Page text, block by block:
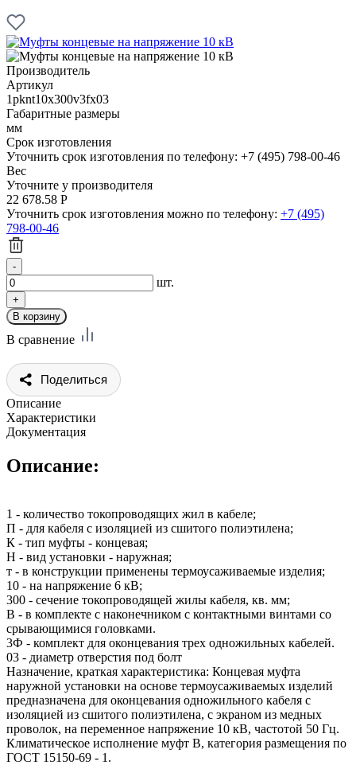
Производитель
Артикул
1pknt10x300v3fx03
Габаритные размеры
мм
Срок изготовления
Уточнить срок изготовления по телефону: +7 (495) 798-00-46
Вес
Уточните у производителя
22 678.58 Р
Уточнить срок изготовления можно по телефону: +7 (495)
798-00-46
шт.
В сравнение
Поделиться
Описание
Характеристики
Документация
Описание:
1 - количество токопроводящих жил в кабеле;
П - для кабеля с изоляцией из сшитого полиэтилена;
К - тип муфты - концевая;
Н - вид установки - наружная;
т - в конструкции применены термоусаживаемые изделия;
10 - на напряжение 6 кВ;
300 - сечение токопроводящей жилы кабеля, кв. мм;
В - в комплекте с наконечником с контактными винтами со
срывающимися головками.
3Ф - комплект для оконцевания трех одножильных кабелей.
03 - диаметр отверстия под болт
Назначение, краткая характеристика: Концевая муфта
наружной установки на основе термоусаживаемых изделий
предназначена для оконцевания одножильного кабеля с
изоляцией из сшитого полиэтилена, с экраном из медных
проволок, на переменное напряжение 10 кВ, частотой 50 Гц.
Климатическое исполнение муфт В, категория размещения по
ГОСТ 15150-69 - 1.